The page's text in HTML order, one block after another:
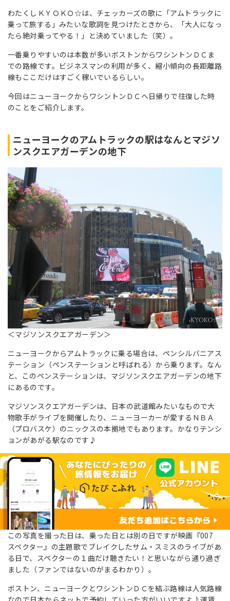
わたくしＫＹＯＫＯ☆は、チェッカーズの歌に「アムトラックに
乗って旅する」みたいな歌詞を見つけたときから、「大人になっ
たら絶対乗ってやる！」と決めていました（笑）。
一番乗りやすいのは本数が多いボストンからワシントンＤＣま
での路線です。ビジネスマンの利用が多く、縮小傾向の長距離路
線もここだけはすごく稼いでいるらしい。
今回はニューヨークからワシントンＤＣへ日帰りで往復した時
のことをご紹介します。
ニューヨークのアムトラックの駅はなんとマジソ
ンスクエアガーデンの地下
＜マジソンスクエアガーデン＞
ニューヨークからアムトラックに乗る場合は、ペンシルバニアス
テーション（ペンステーションと呼ばれる）から乗ります。なん
と、このペンステーションは、マジソンスクエアガーデンの地下
にあるのです。
マジソンスクエアガーデンは、日本の武道館みたいなもので大
物歌手がライブを開催したり、ニューヨーカーが愛するＮＢＡ
（プロバスケ）のニックスの本拠地でもあります。かなりテンシ
ョンがあがる駅なのです♪
この写真を撮った日は、乗った日とは別の日ですが映画『007
スペクター』の主題歌でブレイクしたサム・スミスのライブがあ
る日で、スペクターの１曲だけ聴きたい！と思いながら通り過ぎ
ました（ファンではないのがまるわかり）。
ボストン、ニューヨークとワシントンＤＣを結ぶ路線は人気路線